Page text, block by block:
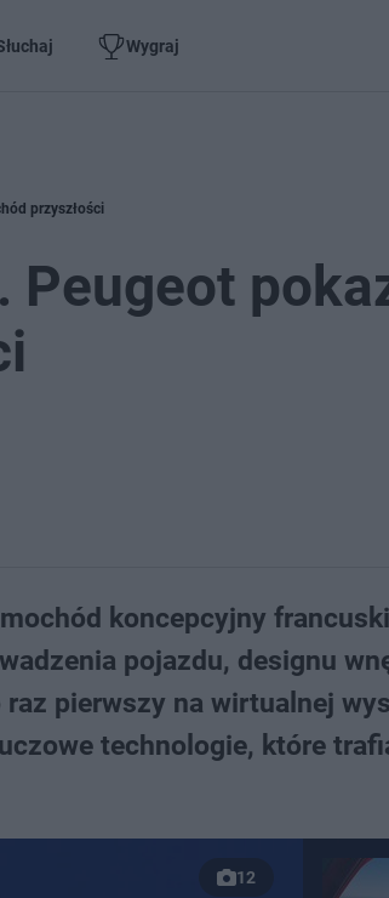
Wygraj
przyszłości
koncepcyjny
pojazdu, designu
pierwszy na wirtualnej
technologie, które
12